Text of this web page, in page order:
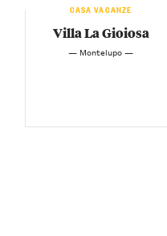
CASA VACANZE
Villa La Gioiosa
— Montelupo —